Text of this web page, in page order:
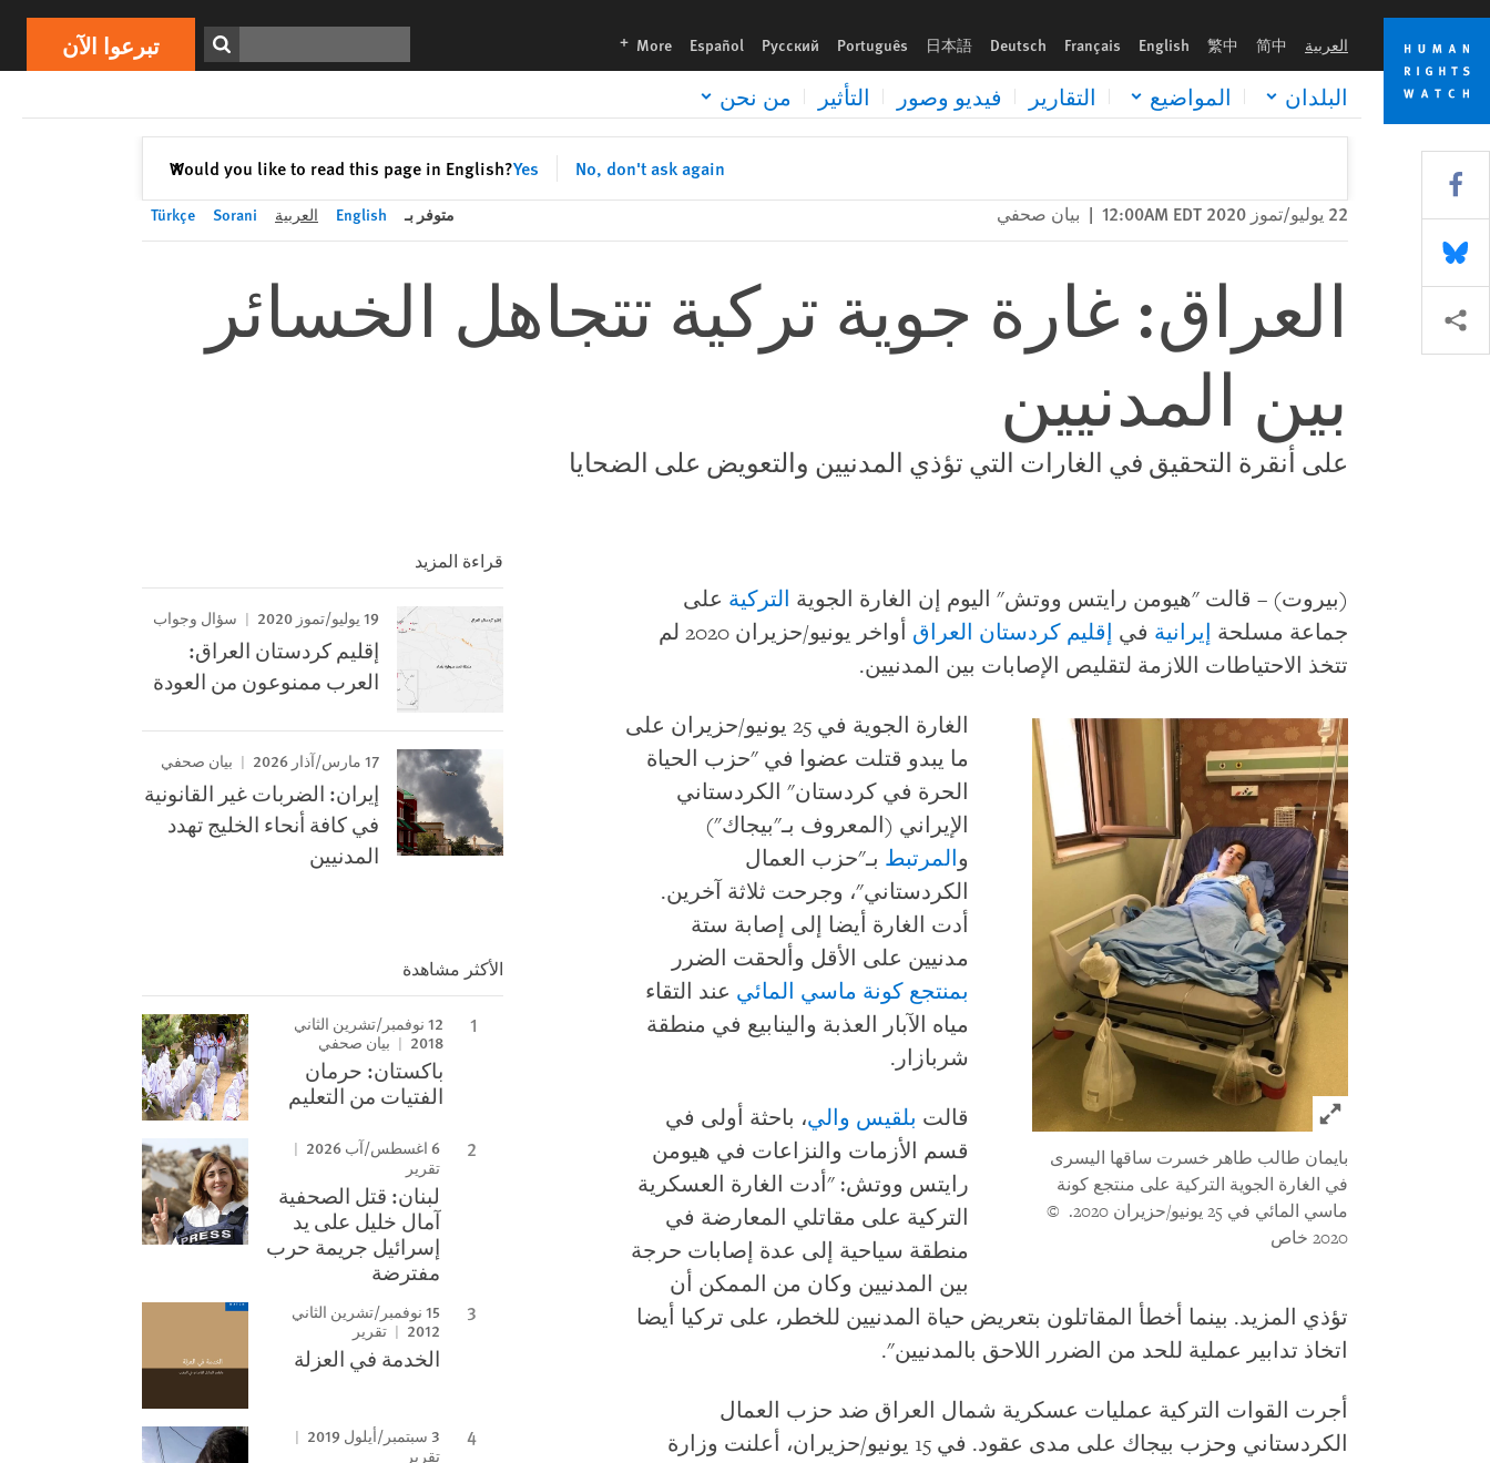
Skip
cookie
privacy
notice
Skip
main
content
العربية 简中
繁中
English
Français
Deutsch
日本語
Português
Русский
Español
More
languages تبرعوا الآن
البلدان المواضيع التقارير فيديو وصور التأثير من نحن
Would you like to read this page in English?Yes No, don't ask again
✕إغلاق
Print تبرعوا الآن
22 يوليو/تموز 2020 12:00AM EDT | بيان صحفي متوفر بـ English العربية Sorani
Türkçe
العراق: غارة جوية تركية تتجاهل الخسائر
بين المدنيين
على أنقرة التحقيق في الغارات التي تؤذي المدنيين والتعويض على الضحايا
(بيروت) – قالت "هيومن رايتس ووتش" اليوم إن الغارة الجوية التركية على
جماعة مسلحة إيرانية في إقليم كردستان العراق
أواخر يونيو/حزيران 2020 لم
تتخذ الاحتياطات اللازمة لتقليص الإصابات بين المدنيين.
Click to expand Image
بايمان طالب طاهر خسرت ساقها اليسرى
في الغارة الجوية التركية على منتجع كونة
ماسي المائي في 25 يونيو/حزيران 2020.
©
2020 خاص
الغارة الجوية في 25 يونيو/حزيران على
ما يبدو قتلت عضوا في "حزب الحياة
الحرة في كردستان" الكردستاني
الإيراني (المعروف بـ"بيجاك")
والمرتبط بـ"حزب العمال
الكردستاني"، وجرحت ثلاثة آخرين.
أدت الغارة أيضا إلى إصابة ستة
مدنيين على الأقل وألحقت الضرر
بمنتجع كونة ماسي المائي عند التقاء
مياه الآبار العذبة والينابيع في منطقة
شربازار.
قالت بلقيس والي، باحثة أولى في
قسم الأزمات والنزاعات في هيومن
رايتس ووتش: "أدت الغارة العسكرية
التركية على مقاتلي المعارضة في
منطقة سياحية إلى عدة إصابات حرجة
بين المدنيين وكان من الممكن أن
تؤذي المزيد. بينما أخطأ المقاتلون بتعريض حياة المدنيين للخطر، على تركيا أيضا
اتخاذ تدابير عملية للحد من الضرر اللاحق بالمدنيين".
أجرت القوات التركية عمليات عسكرية شمال العراق ضد حزب العمال
الكردستاني وحزب بيجاك على مدى عقود. في 15 يونيو/حزيران، أعلنت وزارة
قراءة المزيد
19 يوليو/تموز 2020 سؤال وجواب
إقليم كردستان العراق:
العرب ممنوعون من العودة
17 مارس/آذار 2026 بيان صحفي
إيران: الضربات غير القانونية
في كافة أنحاء الخليج تهدد
المدنيين
الأكثر مشاهدة
12 نوفمبر/تشرين الثاني
2018
بيان صحفي
باكستان: حرمان
الفتيات من التعليم
6 اغسطس/آب 2026
تقرير
لبنان: قتل الصحفية
آمال خليل على يد
إسرائيل جريمة حرب
مفترضة
15 نوفمبر/تشرين الثاني
2012
تقرير
الخدمة في العزلة
3 سبتمبر/أيلول 2019
تقرير
Share this via Facebook
Share this via Bluesky
Share this via مشاركة